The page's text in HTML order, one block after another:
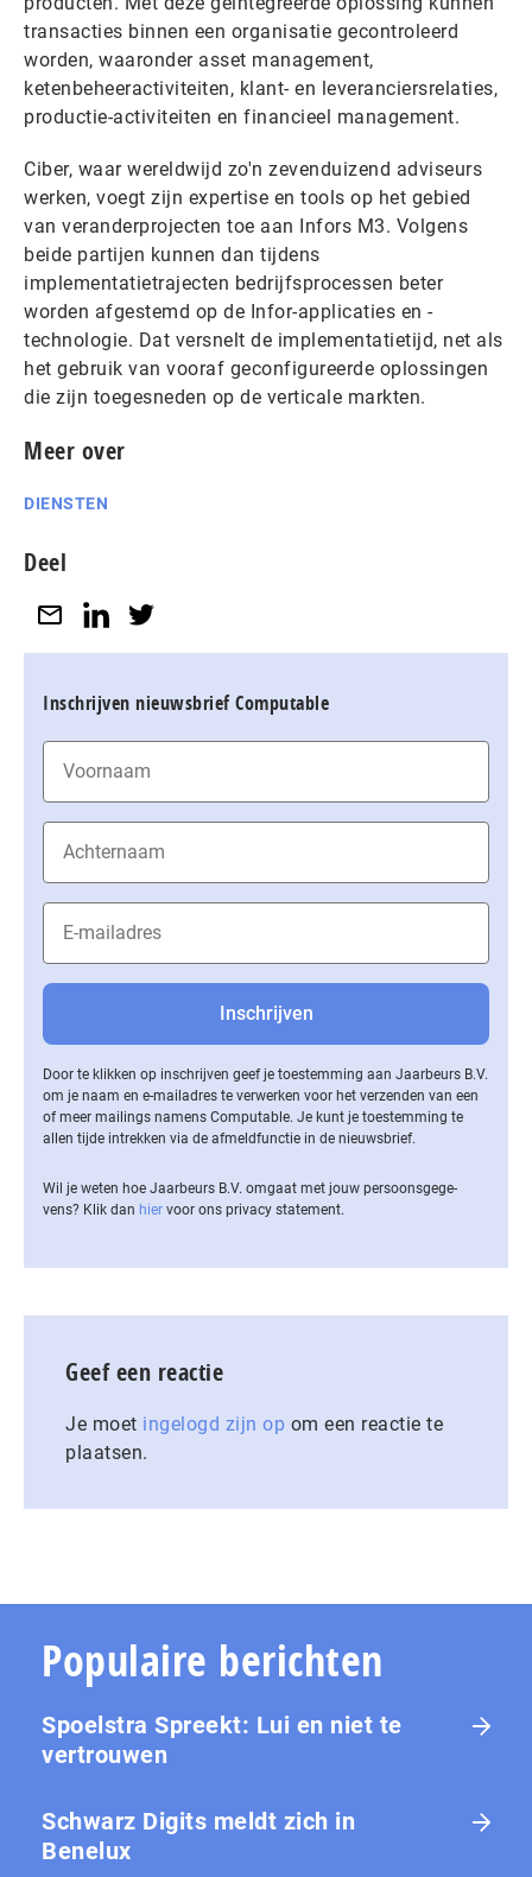
transacties binnen een organisatie gecontroleerd
worden, waaronder asset management,
ketenbeheeractiviteiten, klant- en leveranciersrelaties,
productie-activiteiten en financieel management.
Ciber, waar wereldwijd zo'n zevenduizend adviseurs
werken, voegt zijn expertise en tools op het gebied
van veranderprojecten toe aan Infors M3. Volgens
beide partijen kunnen dan tijdens
implementatietrajecten bedrijfsprocessen beter
worden afgestemd op de Infor-applicaties en -
technologie. Dat versnelt de implementatietijd, net als
het gebruik van vooraf geconfigureerde oplossingen
die zijn toegesneden op de verticale markten.
Meer over
DIENSTEN
Deel
Inschrijven nieuwsbrief Computable
Door te klikken op inschrijven geef je toestemming aan Jaarbeurs B.V.
om je naam en e-mailadres te verwerken voor het verzenden van een
of meer mailings namens Computable. Je kunt je toestemming te
allen tijde intrekken via de af­meld­func­tie in de nieuwsbrief.
Wil je weten hoe Jaarbeurs B.V. omgaat met jouw per­soons­ge­ge­
vens? Klik dan hier voor ons privacy statement.
Geef een reactie
Je moet ingelogd zijn op om een reactie te
plaatsen.
Populaire berichten
Spoelstra Spreekt: Lui en niet te
vertrouwen
Schwarz Digits meldt zich in
Benelux